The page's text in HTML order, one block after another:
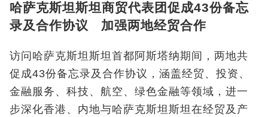
哈萨克斯坦斯坦商贸代表团促成43份备忘
录及合作协议 加强两地经贸合作
访问哈萨克斯坦斯坦首都阿斯塔纳期间，两地共
促成43份备忘录及合作协议，涵盖经贸、投资、
金融服务、科技、航空、绿色金融等领域，进一
步深化香港、内地与哈萨克斯坦斯坦在经贸及产